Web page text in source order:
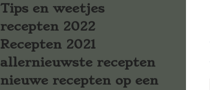
Tips en weetjes
recepten 2022
Recepten 2021
allernieuwste recepten
nieuwe recepten op een